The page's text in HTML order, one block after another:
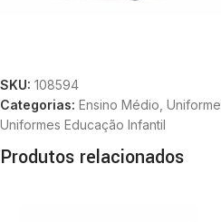
SKU: 108594
Categorias: Ensino Médio Uniforme
Uniformes Educação Infantil
Produtos relacionados